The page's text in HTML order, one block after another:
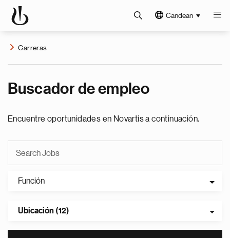
Candean
Carreras
Buscador de empleo
Encuentre oportunidades en Novartis a continuación.
Función
Ubicación (12)